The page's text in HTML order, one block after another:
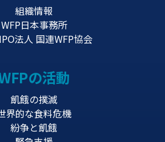
組織情報
WFP日本事務所
法人 国連WFP協会
の活動
飢餓の撲滅
界的な食料危機
紛争と飢餓